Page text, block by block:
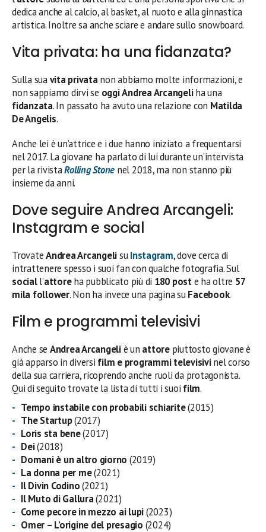
dedica anche al calcio, al basket, al nuoto e alla ginnastica
artistica. Inoltre sa anche sciare e andare sullo snowboard.
Vita privata: ha una fidanzata?
Sulla suavita privatanon abbiamo molte informazioni, e
non sappiamo dirvi se oggiAndrea Arcangeliha una
fidanzata. In passato ha avuto una relazione con Matilda
De Angelis.
Anche lei è un’attrice e i due hanno iniziato a frequentarsi
nel 2017. La giovane ha parlato di lui durante un’intervista
per la rivistaRolling Stone nel 2018, ma non stanno più
insieme da anni.
Dove seguire Andrea Arcangeli:
Instagram e social
TrovateAndrea ArcangelisuInstagram, dove cerca di
intrattenere spesso i suoi fan con qualche fotografia. Sul
sociall’attoreha pubblicato più di 180 poste ha oltre 57
mila follower. Non ha invece una pagina suFacebook.
Film e programmi televisivi
Anche se Andrea Arcangeliè un attorepiuttosto giovane è
già apparso in diversi film e programmi televisivinel corso
della sua carriera, ricoprendo anche ruoli da protagonista.
Qui di seguito trovate la lista di tutti i suoi film.
Tempo instabile con probabili schiarite(2015)
The Startup(2017)
Loris sta bene(2017)
Dei(2018)
Domani è un altro giorno (2019)
La donna per me(2021)
Il Divin Codino(2021)
Il Muto di Gallura(2021)
Come pecore in mezzo ai lupi(2023)
Omer – L’origine del presagio (2024)